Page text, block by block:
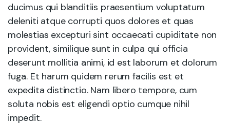
ducimus qui blanditiis praesentium voluptatum
deleniti atque corrupti quos dolores et quas
molestias excepturi sint occaecati cupiditate non
provident, similique sunt in culpa qui officia
deserunt mollitia animi, id est laborum et dolorum
fuga. Et harum quidem rerum facilis est et
expedita distinctio. Nam libero tempore, cum
soluta nobis est eligendi optio cumque nihil
impedit.